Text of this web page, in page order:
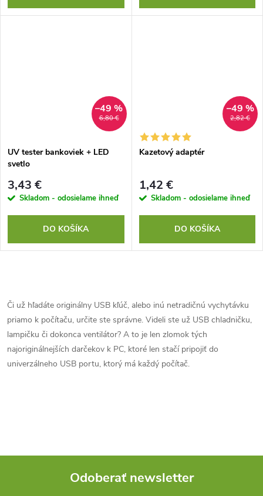
6,80 €
–49 %
UV tester bankoviek + LED
svetlo
3,43 €
Skladom - odosielame ihneď
DO KOŠÍKA
2,82 €
–49 %
Kazetový adaptér
1,42 €
Skladom - odosielame ihneď
DO KOŠÍKA
v
l
á
i
Či už hľadáte originálny USB kľúč, alebo inú netradičnú vychytávku
priamo k počítaču, určite ste správne. Videli ste už USB chladničku,
lampičku či dokonca ventilátor? A to je len zlomok tých
najoriginálnejších darčekov k PC, ktoré len stačí pripojiť do
univerzálneho USB portu, ktorý má každý počítač.
Odoberať newsletter